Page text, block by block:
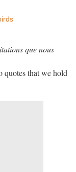
que nous
quotes that we hold